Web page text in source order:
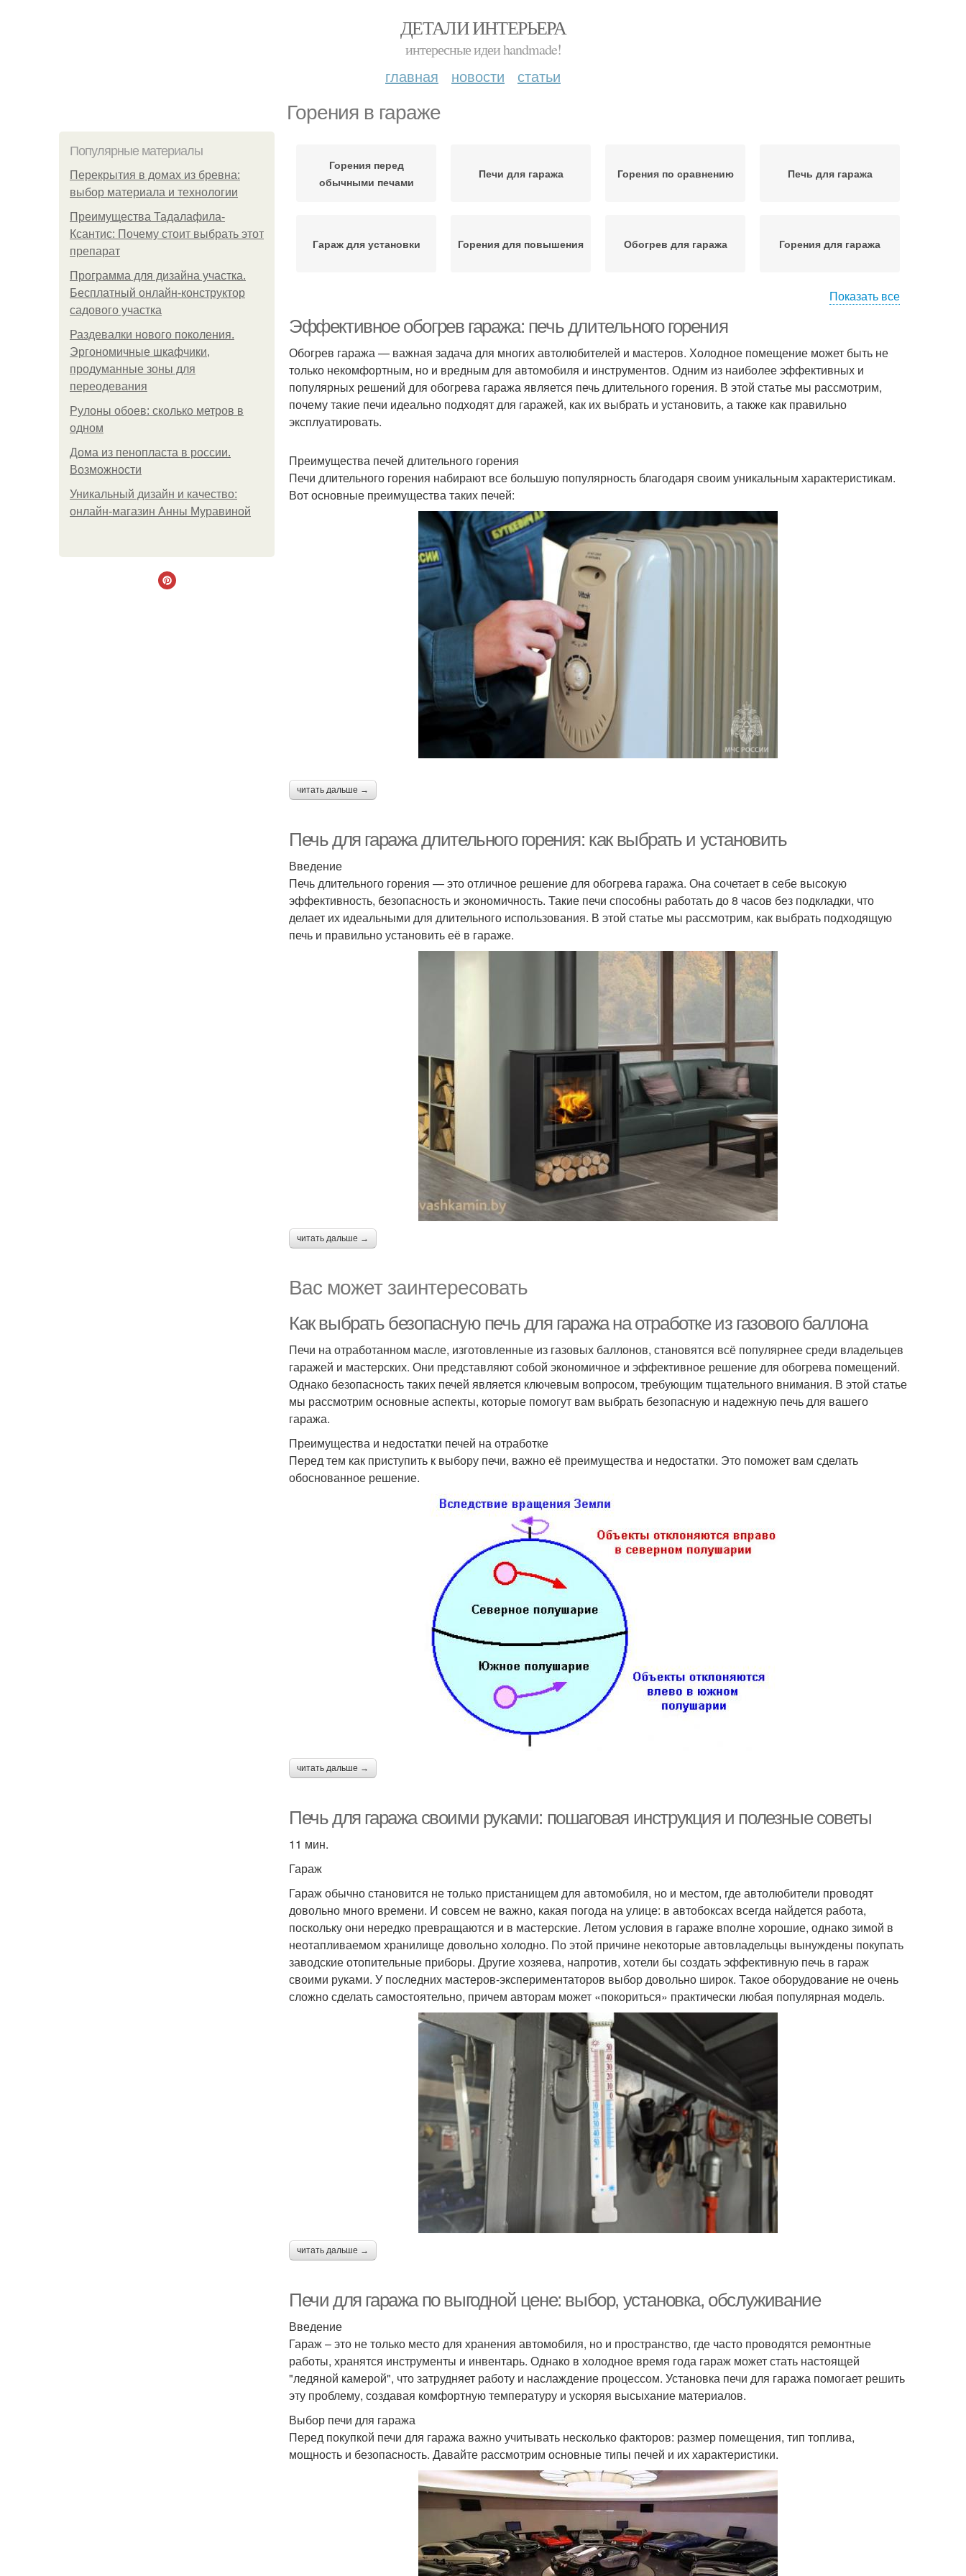
ДЕТАЛИ ИНТЕРЬЕРА
интересные идеи handmade!
главная новости статьи
Горения в гараже
Популярные материалы
Перекрытия в домах из бревна:
выбор материала и технологии
Преимущества Тадалафила-
Ксантис: Почему стоит выбрать этот
препарат
Программа для дизайна участка.
Бесплатный онлайн-конструктор
садового участка
Раздевалки нового поколения.
Эргономичные шкафчики,
продуманные зоны для
переодевания
Рулоны обоев: сколько метров в
одном
Дома из пенопласта в россии.
Возможности
Уникальный дизайн и качество:
онлайн-магазин Анны Муравиной
Горения перед
обычными печами
Печи для гаража Горения по сравнению Печь для гаража
Гараж для установки Горения для повышения Обогрев для гаража Горения для гаража
Показать все
Эффективное обогрев гаража: печь длительного горения
Обогрев гаража — важная задача для многих автолюбителей и мастеров. Холодное помещение может быть не
только некомфортным, но и вредным для автомобиля и инструментов. Одним из наиболее эффективных и
популярных решений для обогрева гаража является печь длительного горения. В этой статье мы рассмотрим,
почему такие печи идеально подходят для гаражей, как их выбрать и установить, а также как правильно
эксплуатировать.
Преимущества печей длительного горения
Печи длительного горения набирают все большую популярность благодаря своим уникальным характеристикам.
Вот основные преимущества таких печей:
читать дальше →
Печь для гаража длительного горения: как выбрать и установить
Введение
Печь длительного горения — это отличное решение для обогрева гаража. Она сочетает в себе высокую
эффективность, безопасность и экономичность. Такие печи способны работать до 8 часов без подкладки, что
делает их идеальными для длительного использования. В этой статье мы рассмотрим, как выбрать подходящую
печь и правильно установить её в гараже.
читать дальше →
Вас может заинтересовать
Как выбрать безопасную печь для гаража на отработке из газового баллона
Печи на отработанном масле, изготовленные из газовых баллонов, становятся всё популярнее среди владельцев
гаражей и мастерских. Они представляют собой экономичное и эффективное решение для обогрева помещений.
Однако безопасность таких печей является ключевым вопросом, требующим тщательного внимания. В этой статье
мы рассмотрим основные аспекты, которые помогут вам выбрать безопасную и надежную печь для вашего
гаража.
Преимущества и недостатки печей на отработке
Перед тем как приступить к выбору печи, важно её преимущества и недостатки. Это поможет вам сделать
обоснованное решение.
читать дальше →
Печь для гаража своими руками: пошаговая инструкция и полезные советы
11 мин.
Гараж
Гараж обычно становится не только пристанищем для автомобиля, но и местом, где автолюбители проводят
довольно много времени. И совсем не важно, какая погода на улице: в автобоксах всегда найдется работа,
поскольку они нередко превращаются и в мастерские. Летом условия в гараже вполне хорошие, однако зимой в
неотапливаемом хранилище довольно холодно. По этой причине некоторые автовладельцы вынуждены покупать
заводские отопительные приборы. Другие хозяева, напротив, хотели бы создать эффективную печь в гараж
своими руками. У последних мастеров-экспериментаторов выбор довольно широк. Такое оборудование не очень
сложно сделать самостоятельно, причем авторам может «покориться» практически любая популярная модель.
читать дальше →
Печи для гаража по выгодной цене: выбор, установка, обслуживание
Введение
Гараж – это не только место для хранения автомобиля, но и пространство, где часто проводятся ремонтные
работы, хранятся инструменты и инвентарь. Однако в холодное время года гараж может стать настоящей
"ледяной камерой", что затрудняет работу и наслаждение процессом. Установка печи для гаража помогает решить
эту проблему, создавая комфортную температуру и ускоряя высыхание материалов.
Выбор печи для гаража
Перед покупкой печи для гаража важно учитывать несколько факторов: размер помещения, тип топлива,
мощность и безопасность. Давайте рассмотрим основные типы печей и их характеристики.